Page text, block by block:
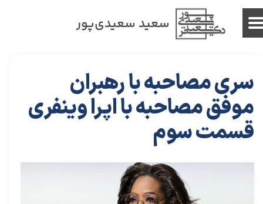
سعید سعیدی‌پور
سری مصاحبه با رهبران
موفق مصاحبه با اپرا وینفری
قسمت سوم